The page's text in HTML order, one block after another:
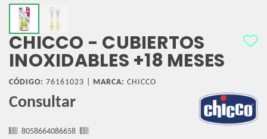
CHICCO - CUBIERTOS
INOXIDABLES +18 MESES
CÓDIGO: 76161023 | MARCA: CHICCO
Consultar
8058664086658